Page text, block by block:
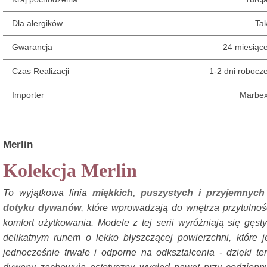
Dla alergików
Gwarancja 24 miesiące
Czas Realizacji 1-2 dni robocze
Importer
Merlin
Kolekcja Merlin
To wyjątkowa linia miękkich, puszystych i
dotyku dywanów, które wprowadzają do wnętrza
komfort użytkowania. Modele z tej serii wyróżniają się
delikatnym runem o lekko błyszczącej powierzchni, które
jednocześnie trwałe i odporne na odkształcenia - dzięki